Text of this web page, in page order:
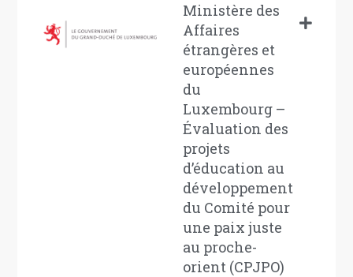
Ministère des
Affaires
étrangères et
européennes
du
Luxembourg –
Évaluation des
projets
d’éducation au
développement
du Comité pour
une paix juste
au proche-
orient (CPJPO)